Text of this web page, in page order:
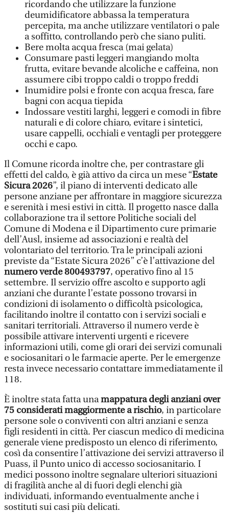
ricordando che utilizzare la funzione
deumidificatore abbassa la temperatura
percepita, ma anche utilizzare ventilatori o pale
a soffitto, controllando però che siano puliti.
Bere molta acqua fresca (mai gelata)
Consumare pasti leggeri mangiando molta
frutta, evitare bevande alcoliche e caffeina, non
assumere cibi troppo caldi o troppo freddi
Inumidire polsi e fronte con acqua fresca, fare
bagni con acqua tiepida
Indossare vestiti larghi, leggeri e comodi in fibre
naturali e di colore chiaro, evitare i sintetici,
usare cappelli, occhiali e ventagli per proteggere
occhi e capo.
Il Comune ricorda inoltre che, per contrastare gli
effetti del caldo, è già attivo da circa un mese “Estate
Sicura 2026”, il piano di interventi dedicato alle
persone anziane per affrontare in maggiore sicurezza
e serenità i mesi estivi in città. Il progetto nasce dalla
collaborazione tra il settore Politiche sociali del
Comune di Modena e il Dipartimento cure primarie
dell’Ausl, insieme ad associazioni e realtà del
volontariato del territorio. Tra le principali azioni
previste da “Estate Sicura 2026” c’è l’attivazione del
numero verde 800493797, operativo fino al 15
settembre. Il servizio offre ascolto e supporto agli
anziani che durante l’estate possono trovarsi in
condizioni di isolamento o difficoltà psicologica,
facilitando inoltre il contatto con i servizi sociali e
sanitari territoriali. Attraverso il numero verde è
possibile attivare interventi urgenti e ricevere
informazioni utili, come gli orari dei servizi comunali
e sociosanitari o le farmacie aperte. Per le emergenze
resta invece necessario contattare immediatamente il
118.
È inoltre stata fatta unamappatura degli anziani over
75 considerati maggiormente a rischio, in particolare
persone sole o conviventi con altri anziani e senza
figli residenti in città. Per ciascun medico di medicina
generale viene predisposto un elenco di riferimento,
così da consentire l’attivazione dei servizi attraverso il
Puass, il Punto unico di accesso sociosanitario. I
medici possono inoltre segnalare ulteriori situazioni
di fragilità anche al di fuori degli elenchi già
individuati, informando eventualmente anche i
sostituti sui casi più delicati.